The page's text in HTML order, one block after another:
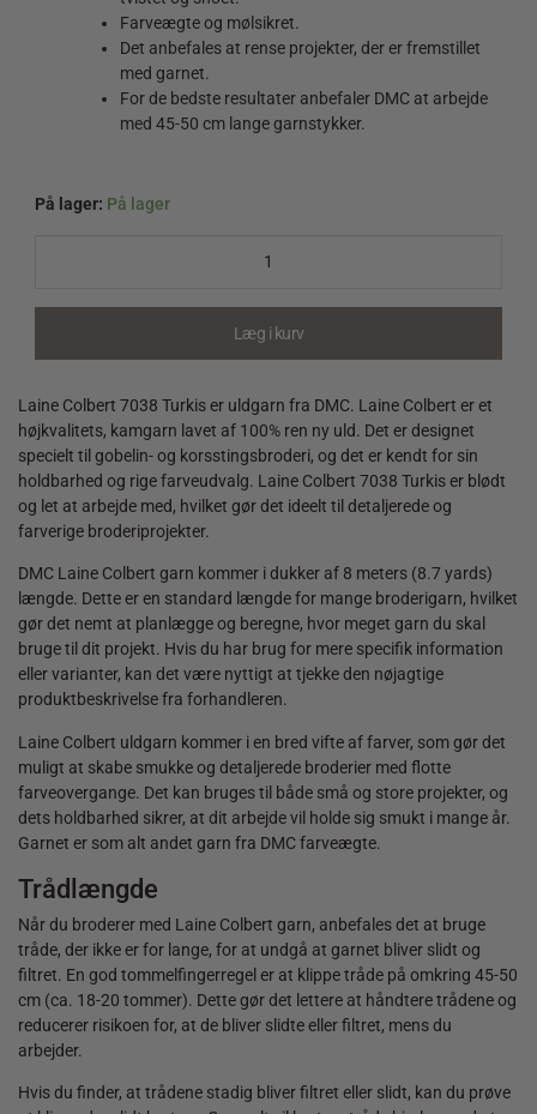
Farveægte og mølsikret.
Det anbefales at rense projekter, der er fremstillet
med garnet.
For de bedste resultater anbefaler DMC at arbejde
med 45-50 cm lange garnstykker.
På lager: På lager
Læg i kurv
Laine Colbert 7038 Turkis er uldgarn fra DMC. Laine Colbert er et
højkvalitets, kamgarn lavet af 100% ren ny uld. Det er designet
specielt til gobelin- og korsstingsbroderi, og det er kendt for sin
holdbarhed og rige farveudvalg. Laine Colbert 7038 Turkis er blødt
og let at arbejde med, hvilket gør det ideelt til detaljerede og
farverige broderiprojekter.
DMC Laine Colbert garn kommer i dukker af 8 meters (8.7 yards)
længde. Dette er en standard længde for mange broderigarn, hvilket
gør det nemt at planlægge og beregne, hvor meget garn du skal
bruge til dit projekt. Hvis du har brug for mere specifik information
eller varianter, kan det være nyttigt at tjekke den nøjagtige
produktbeskrivelse fra forhandleren.
Laine Colbert uldgarn kommer i en bred vifte af farver, som gør det
muligt at skabe smukke og detaljerede broderier med flotte
farveovergange. Det kan bruges til både små og store projekter, og
dets holdbarhed sikrer, at dit arbejde vil holde sig smukt i mange år.
Garnet er som alt andet garn fra DMC farveægte.
Trådlængde
Når du broderer med Laine Colbert garn, anbefales det at bruge
tråde, der ikke er for lange, for at undgå at garnet bliver slidt og
filtret. En god tommelfingerregel er at klippe tråde på omkring 45-50
cm (ca. 18-20 tommer). Dette gør det lettere at håndtere trådene og
reducerer risikoen for, at de bliver slidte eller filtret, mens du
arbejder.
Hvis du finder, at trådene stadig bliver filtret eller slidt, kan du prøve